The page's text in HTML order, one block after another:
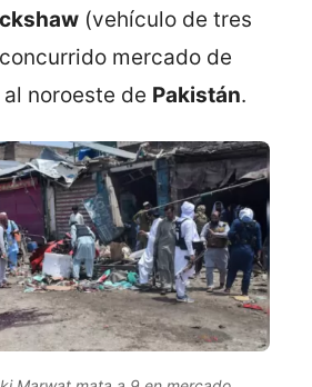
(vehículo de tres
mercado de
al noroeste de Pakistán.